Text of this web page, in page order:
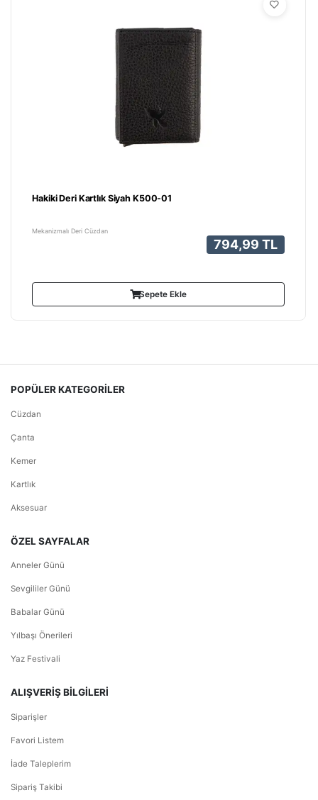
Hakiki Deri Kartlık Siyah K500-01
Mekanizmalı Deri Cüzdan
794,99 TL
Sepete Ekle
POPÜLER KATEGORİLER
Cüzdan
Çanta
Kemer
Kartlık
Aksesuar
ÖZEL SAYFALAR
Anneler Günü
Sevgililer Günü
Babalar Günü
Yılbaşı Önerileri
Yaz Festivali
ALIŞVERİŞ BİLGİLERİ
Siparişler
Favori Listem
İade Taleplerim
Sipariş Takibi